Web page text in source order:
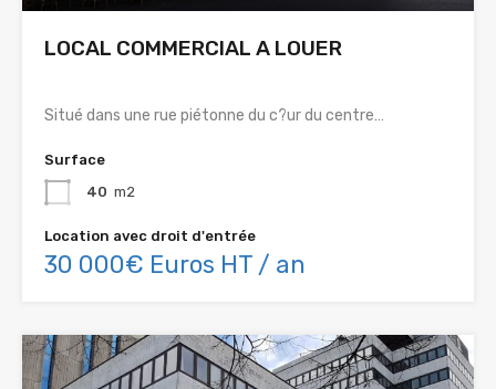
LOCAL COMMERCIAL A LOUER
Situé dans une rue piétonne du c?ur du centre…
Surface
40 m2
Location avec droit d'entrée
30 000€ Euros HT / an